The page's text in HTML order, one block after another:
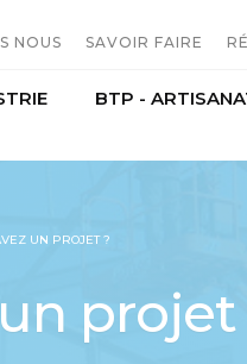
NOUS
humains
SAVOIR FAIRE
Serrurerie
BTP -
UN PROJET ?
projet